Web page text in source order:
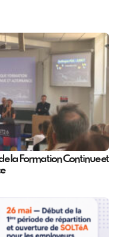
la Formation Continue et